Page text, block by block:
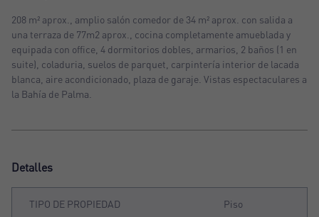
208 m² aprox., amplio salón comedor de 34 m² aprox. con salida a
una terraza de 77m2 aprox., cocina completamente amueblada y
equipada con office, 4 dormitorios dobles, armarios, 2 baños (1 en
suite), coladuria, suelos de parquet, carpintería interior de lacada
blanca, aire acondicionado, plaza de garaje. Vistas espectaculares a
la Bahía de Palma.
Detalles
TIPO DE PROPIEDAD Piso